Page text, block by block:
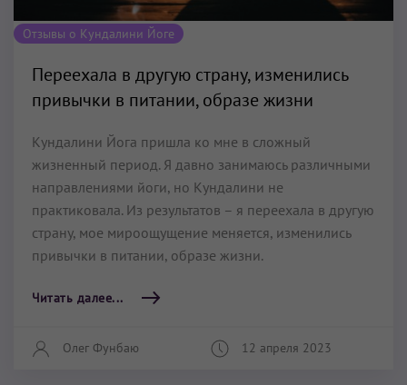
Отзывы о Кундалини Йоге
Переехала в другую страну, изменились
привычки в питании, образе жизни
Кундалини Йога пришла ко мне в сложный
жизненный период. Я давно занимаюсь различными
направлениями йоги, но Кундалини не
практиковала. Из результатов – я переехала в другую
страну, мое мироощущение меняется, изменились
привычки в питании, образе жизни.
Читать далее...
Олег Фунбаю 12 апреля 2023